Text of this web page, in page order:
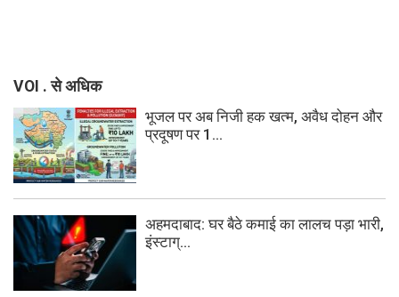
VOI . से अधिक
भूजल पर अब निजी हक खत्म, अवैध दोहन और
प्रदूषण पर 1...
अहमदाबाद: घर बैठे कमाई का लालच पड़ा भारी,
इंस्टाग्...